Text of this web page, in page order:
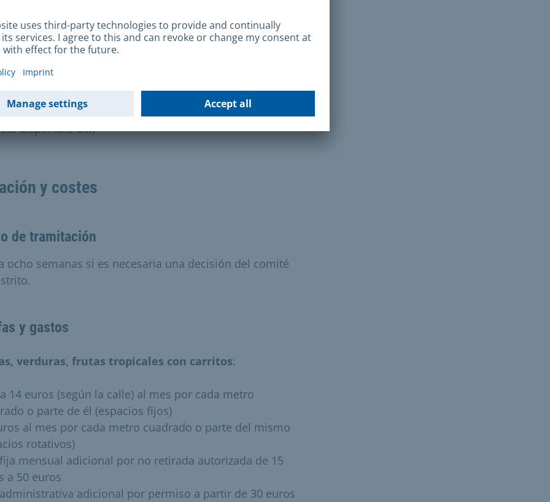
a escala
la lista de la asociación de comercio ambulante
Solicitud al Centro de Inspección del Distrito (el formulario
disponible allí)
y costes
de tramitación
ocho semanas si es necesaria una decisión del comité
y gastos
verduras, frutas tropicales con carritos:
14 euros (según la calle) al mes por cada metro
o parte de él (espacios fijos)
al mes por cada metro cuadrado o parte del mismo
rotativos)
mensual adicional por no retirada autorizada de 15
a 50 euros
adicional por permiso a partir de 30 euros